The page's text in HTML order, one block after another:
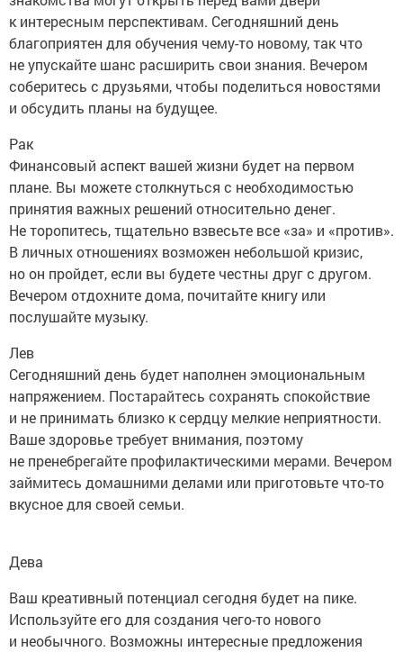
к интересным перспективам. Сегодняшний день
благоприятен для обучения чему-то новому, так что
не упускайте шанс расширить свои знания. Вечером
соберитесь с друзьями, чтобы поделиться новостями
и обсудить планы на будущее.
Рак
Финансовый аспект вашей жизни будет на первом
плане. Вы можете столкнуться с необходимостью
принятия важных решений относительно денег.
Не торопитесь, тщательно взвесьте все «за» и «против».
В личных отношениях возможен небольшой кризис,
но он пройдет, если вы будете честны друг с другом.
Вечером отдохните дома, почитайте книгу или
послушайте музыку.
Лев
Сегодняшний день будет наполнен эмоциональным
напряжением. Постарайтесь сохранять спокойствие
и не принимать близко к сердцу мелкие неприятности.
Ваше здоровье требует внимания, поэтому
не пренебрегайте профилактическими мерами. Вечером
займитесь домашними делами или приготовьте что-то
вкусное для своей семьи.
Дева
Ваш креативный потенциал сегодня будет на пике.
Используйте его для создания чего-то нового
и необычного. Возможны интересные предложения